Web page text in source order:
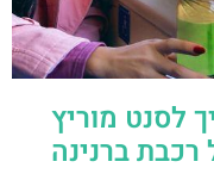
לסנט מוריץ
רכבת ברנינה